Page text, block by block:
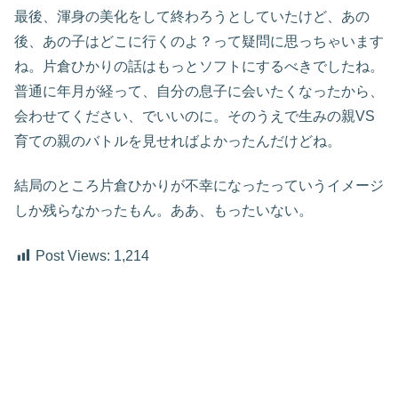
最後、渾身の美化をして終わろうとしていたけど、あの
後、あの子はどこに行くのよ？って疑問に思っちゃいます
ね。片倉ひかりの話はもっとソフトにするべきでしたね。
普通に年月が経って、自分の息子に会いたくなったから、
会わせてください、でいいのに。そのうえで生みの親VS
育ての親のバトルを見せればよかったんだけどね。
結局のところ片倉ひかりが不幸になったっていうイメージ
しか残らなかったもん。ああ、もったいない。
Post Views: 1,214